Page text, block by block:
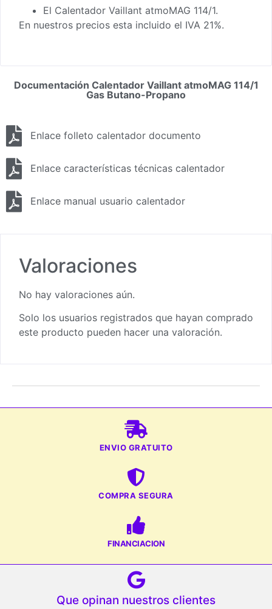
El Calentador Vaillant atmoMAG 114/1.
En nuestros precios esta incluido el IVA 21%.
Documentación Calentador Vaillant atmoMAG 114/1
Gas Butano-Propano
Enlace folleto calentador documento
Enlace características técnicas calentador
Enlace manual usuario calentador
Valoraciones
No hay valoraciones aún.
Solo los usuarios registrados que hayan comprado
este producto pueden hacer una valoración.
ENVIO GRATUITO
COMPRA SEGURA
FINANCIACION
Que opinan nuestros clientes